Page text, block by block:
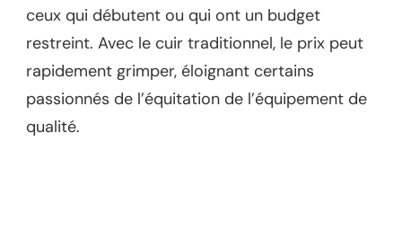
ceux qui débutent ou qui ont un budget
restreint. Avec le cuir traditionnel, le prix peut
rapidement grimper, éloignant certains
passionnés de l’équitation de l’équipement de
qualité.